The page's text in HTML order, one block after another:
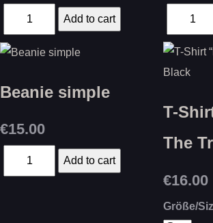
Beanie simple
€15.00
T-
The
€16.00
Größe/